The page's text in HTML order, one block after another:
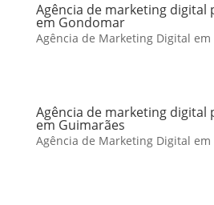
Agência de marketing digital
em Gondomar
Agência de Marketing Digital em
Agência de marketing digital
em Guimarães
Agência de Marketing Digital em